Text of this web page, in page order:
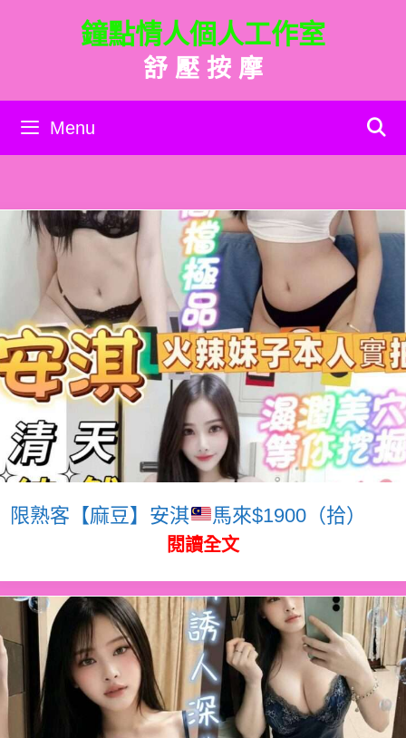
內
鐘點情人個人工作室
舒 壓 按 摩
Menu
限熟客【麻豆】安淇 馬來$1900（拾）
閱讀全文